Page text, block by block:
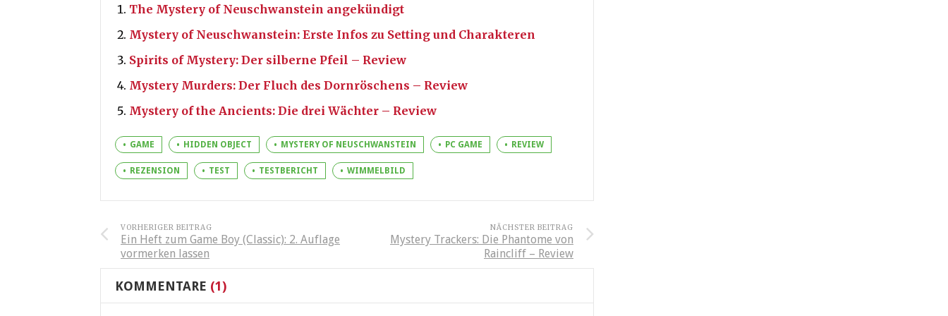
The Mystery of Neuschwanstein angekündigt
Mystery of Neuschwanstein: Erste Infos zu Setting und Charakteren
Spirits of Mystery: Der silberne Pfeil – Review
Mystery Murders: Der Fluch des Dornröschens – Review
Mystery of the Ancients: Die drei Wächter – Review
GAME HIDDEN OBJECT MYSTERY OF NEUSCHWANSTEIN PC GAME REVIEW
REZENSION TEST TESTBERICHT WIMMELBILD
VORHERIGER BEITRAG
Ein Heft zum Game Boy (Classic): 2. Auflage
vormerken lassen
NÄCHSTER BEITRAG
Mystery Trackers: Die Phantome von
Raincliff – Review
KOMMENTARE (1)